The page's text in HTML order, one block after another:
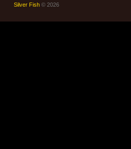
Silver Fish © 2026